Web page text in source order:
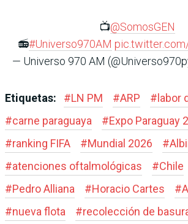
📺@SomosGEN
📻#Universo970AM
— Universo 970 AM
Etiquetas: #LN PM #ARP # labor
#carne paraguaya #Expo Paraguay
#ranking FIFA #Mundial 2026 #
#atenciones oftalmológicas #Chile
#Pedro Alliana #Horacio Cartes #
#nueva flota #recolección de